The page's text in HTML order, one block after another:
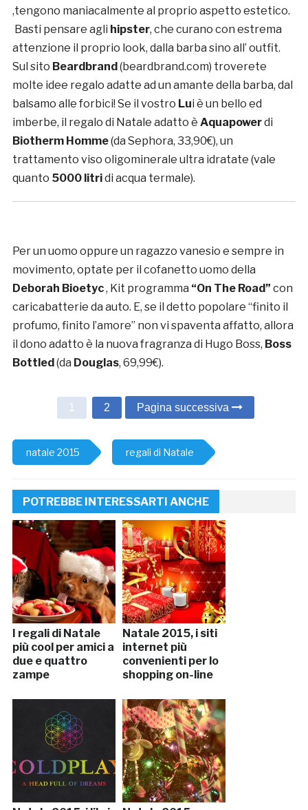
,tengono maniacalmente al proprio aspetto estetico.
Basti pensare agli hipster, che curano con estrema
attenzione il proprio look, dalla barba sino all’ outfit.
Sul sito Beardbrand(beardbrand.com) troverete
molte idee regalo adatte ad un amante della barba, dal
balsamo alle forbici! Se il vostro Lui è un bello ed
imberbe, il regalo di Natale adatto è Aquapowerdi
Biotherm Homme(da Sephora, 33,90€), un
trattamento viso oligominerale ultra idratate (vale
quanto 5000 litridi acqua termale).
Per un uomo oppure un ragazzo vanesio e sempre in
movimento, optate per il cofanetto uomo della
Deborah Bioetyc, Kit programma “On The Road” con
caricabatterie da auto. E, se il detto popolare “finito il
profumo, finito l’amore” non vi spaventa affatto, allora
il dono adatto è la nuova fragranza di Hugo Boss, Boss
Bottled(da Douglas, 69,99€).
1 2 Pagina successiva
natale 2015 regali di Natale
POTREBBE INTERESSARTI ANCHE
I regali di Natale
più cool per amici a
due e quattro
zampe
Natale 2015, i siti
internet più
convenienti per lo
shopping on-line